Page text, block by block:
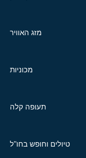
מזג האוויר
מכוניות
תעופה קלה
טיולים וחופש בחו"ל